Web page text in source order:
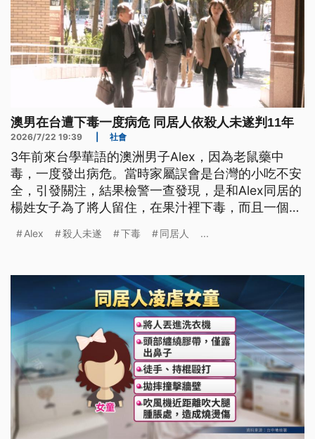
澳男在台遭下毒一度病危 同居人依殺人未遂判11年
2026/7/22 19:39 社會
3年前來台學華語的澳洲男子Alex，因為老鼠藥中
毒，一度發出病危。當時家屬誤會是台灣的小吃不安
全，引發關注，結果檢警一查發現，是和Alex同居的
楊姓女子為了將人留住，在果汁裡下毒，而且一個月
歷經台北地院審理後，今（22）日依殺人未遂罪，重
Alex 殺人未遂 下毒 同居人 ...